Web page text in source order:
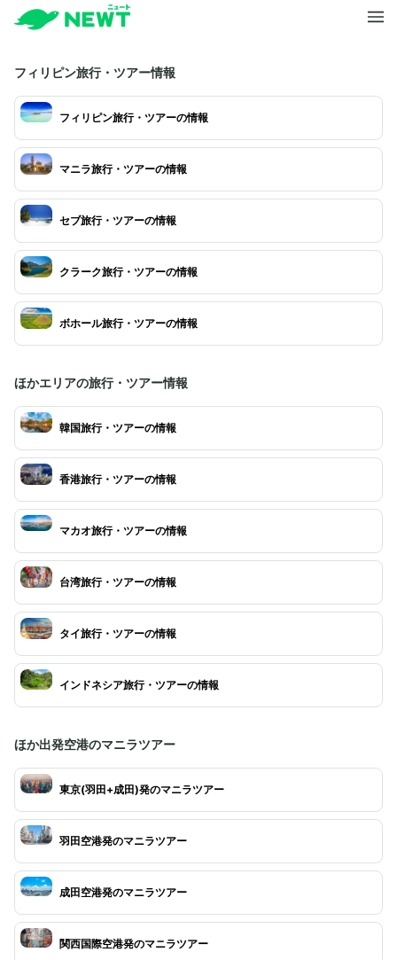
フィリピン旅行・ツアー情報
フィリピン旅行・ツアーの情報
マニラ旅行・ツアーの情報
セブ旅行・ツアーの情報
クラーク旅行・ツアーの情報
ボホール旅行・ツアーの情報
ほかエリアの旅行・ツアー情報
韓国旅行・ツアーの情報
香港旅行・ツアーの情報
マカオ旅行・ツアーの情報
台湾旅行・ツアーの情報
タイ旅行・ツアーの情報
インドネシア旅行・ツアーの情報
ほか出発空港のマニラツアー
東京(羽田+成田)発のマニラツアー
羽田空港発のマニラツアー
成田空港発のマニラツアー
関西国際空港発のマニラツアー